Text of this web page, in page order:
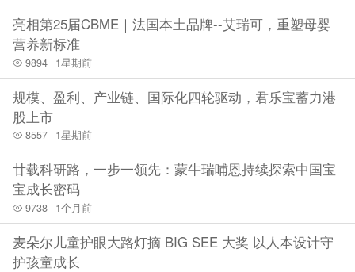
亮相第25届CBME｜法国本土品牌--艾瑞可，重塑母婴
营养新标准
9894 1星期前
规模、盈利、产业链、国际化四轮驱动，君乐宝蓄力港
股上市
8557 1星期前
廿载科研路，一步一领先：蒙牛瑞哺恩持续探索中国宝
宝成长密码
9738 1个月前
麦朵尔儿童护眼大路灯摘 BIG SEE 大奖 以人本设计守
护孩童成长